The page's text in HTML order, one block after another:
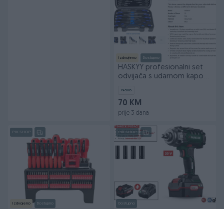
Izdvojeno Dostupno
HASKYY profesionalni set
odvijača s udarnom kapom,
Novo
70 KM
prije 3 dana
PIK SHOP
Izdvojeno Dostupno
PIK SHOP
Dostupno